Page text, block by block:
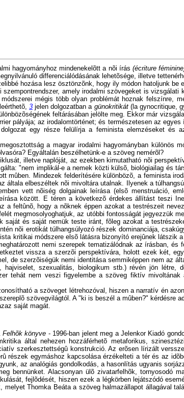
hagyományhoz mindenekelõtt a nõi írás (écriture
differenciálódásának lehetõsége, illetve
hozása lesz ösztönzõnk, hogy ily módon hatoljunk be
amely irodalmi szövegeket is
módszerei mégis több olyan problémát hoznak felszínre,
3 jelen dolgozatban a günokritikát(la gynocritique,
feltárásában jelölte meg. Ekkor már
pályája; az irodalomtörténet; és természetesen az
egy része felülírja a feminista elemzéseket és
a magyar irodalmi hagyományban
Egyáltalán beszélhetünk-e a szöveg nemérõl?
illetve naplóját, az ezekben kimutatható nõi
"nem implikál-e a nemek közti külsõ, biológiailag és
mûben. Mindezek felderítésére különbözõ, a feminista
általa elbeszéltek nõi mivoltára utalnak. Ilyenek a
vett nõiség dolgainak leírása (elsõ menstruáció,
között. E téren a következõ érdekes állítást teszi
feltûnõ, hogy a nõknek éppen azokat a testrészeit
megmosolyoghatjuk, az utóbbi fontosságát jegyezzük
saját és saját nemük teste iránt, fõleg azokat a
nõi erotikát túlhangsúlyozó részek dominanciája,
kritikai módszere elsõ látásra bizonyító erejûnek
nemi szerepek tematizálódnak az írásban,
vissza a szerzõi perspektívára, holott ezek két,
de szerzõiségük nemi identitása semmiképpen nem az
hajviselet, szexualitás, biologikum stb.) révén jön
tehát nem veszi figyelembe a szöveg fiktív
a szöveget létrehozóval, hiszen a narratív én
szövegvilágtól. A "ki is beszél a mûben?" kérdésre
saját magát.
Felhõk könyve - 1996-ban jelent meg a Jelenkor Kiadó
által nehezen hozzáférhetõ metaforikus,
szerkesztettségû konstrukció. Az erõsen lírizált
részek egymáshoz kapcsolása érzékelteti a tér és az
az analógiás gondolkodás, a hasonlítás ugyanis
bennünket. Alacsonyan ülõ zivatarfelhõk, tornyosodó
fejlõdését, hiszen ezek a légkörben lejátszódó
Thomka Beáta a szöveg halmazállapot állagával